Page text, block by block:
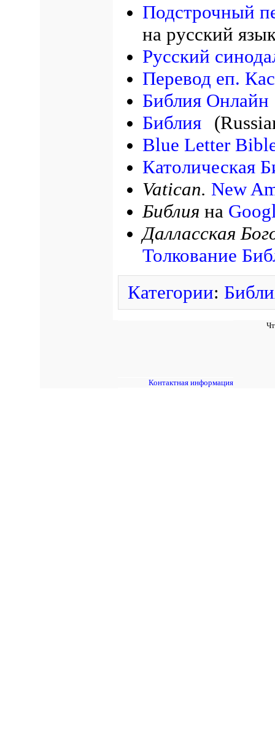
Подстрочный
на русский
Русский
Перевод еп.
Библия Онлайн
Библия
Blue Letter
Католическая
Vatican. New
Библия на
Далласская
Толкование
Категории:
Контактная информация